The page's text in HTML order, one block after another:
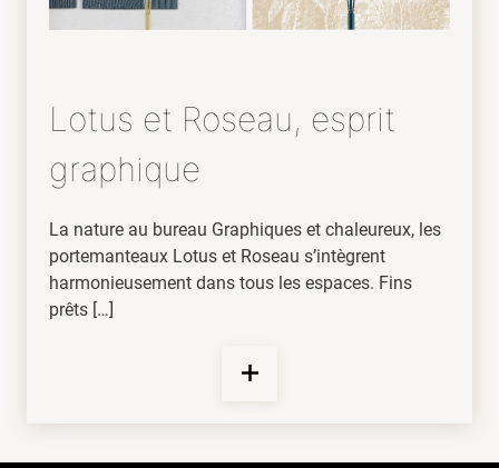
Lotus et Roseau, esprit
graphique
La nature au bureau Graphiques et chaleureux, les
portemanteaux Lotus et Roseau s’intègrent
harmonieusement dans tous les espaces. Fins
prêts […]